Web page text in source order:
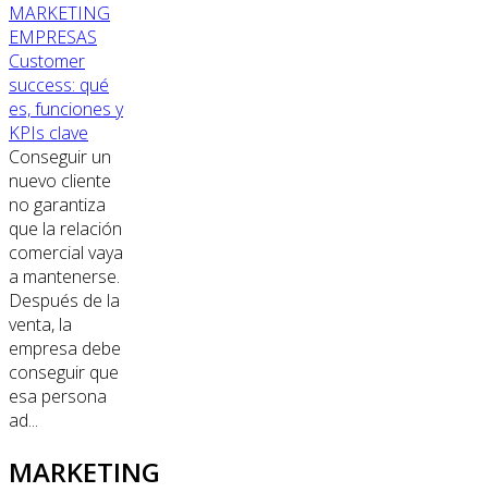
MARKETING
EMPRESAS
Customer
success: qué
es, funciones y
KPIs clave
Conseguir un
nuevo cliente
no garantiza
que la relación
comercial vaya
a mantenerse.
Después de la
venta, la
empresa debe
conseguir que
esa persona
ad...
MARKETING